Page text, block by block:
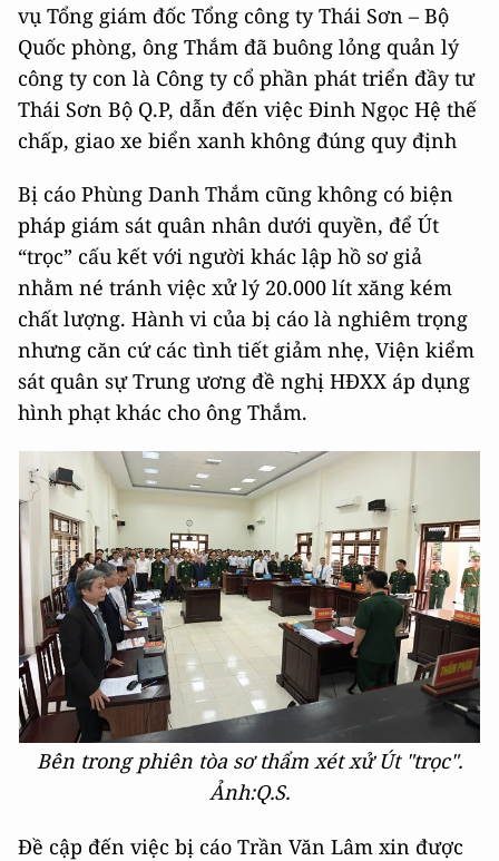
vụ Tổng giám đốc Tổng công ty Thái Sơn – Bộ
Quốc phòng, ông Thắm đã buông lỏng quản lý
công ty con là Công ty cổ phần phát triển đầy tư
Thái Sơn Bộ Q.P, dẫn đến việc Đinh Ngọc Hệ thế
chấp, giao xe biển xanh không đúng quy định
Bị cáo Phùng Danh Thắm cũng không có biện
pháp giám sát quân nhân dưới quyền, để Út
“trọc” cấu kết với người khác lập hồ sơ giả
nhằm né tránh việc xử lý 20.000 lít xăng kém
chất lượng. Hành vi của bị cáo là nghiêm trọng
nhưng căn cứ các tình tiết giảm nhẹ, Viện kiểm
sát quân sự Trung ương đề nghị HĐXX áp dụng
hình phạt khác cho ông Thắm.
Bên trong phiên tòa sơ thẩm xét xử Út "trọc".
Ảnh:Q.S.
Đề cập đến việc bị cáo Trần Văn Lâm xin được